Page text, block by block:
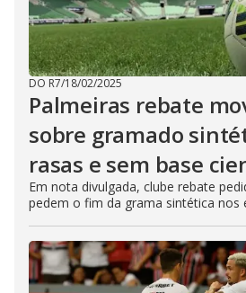
DO R7/18/02/2025
Palmeiras rebate
sobre gramado
rasas e sem base
Em nota divulgada, clube rebate
pedem o fim da grama sintética nos